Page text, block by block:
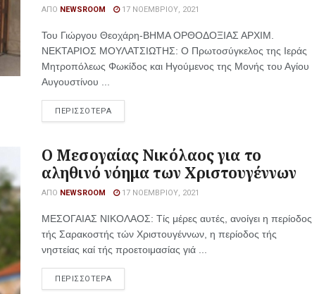
ΑΠΌ NEWSROOM 17 ΝΟΕΜΒΡΊΟΥ, 2021
Του Γιώργου Θεοχάρη-ΒΗΜΑ ΟΡΘΟΔΟΞΙΑΣ ΑΡΧΙΜ.
ΝΕΚΤΑΡΙΟΣ ΜΟΥΛΑΤΣΙΩΤΗΣ: Ο Πρωτοσύγκελος της Ιεράς
Μητροπόλεως Φωκίδος και Ηγούμενος της Μονής του Αγίου
Αυγουστίνου ...
ΠΕΡΙΣΣΟΤΕΡΑ
Ο Μεσογαίας Νικόλαος για το
αληθινό νόημα των Χριστουγέννων
ΑΠΌ NEWSROOM 17 ΝΟΕΜΒΡΊΟΥ, 2021
ΜΕΣΟΓΑΙΑΣ ΝΙΚΟΛΑΟΣ: Τίς μέρες αυτές, ανοίγει η περίοδος
τής Σαρακοστής τών Χριστουγέννων, η περίοδος τής
νηστείας καί τής προετοιμασίας γιά ...
ΠΕΡΙΣΣΟΤΕΡΑ